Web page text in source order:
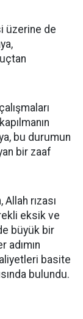
üzerine de
bu durumun
bir zaaf
rızası
eksik ve
büyük bir
adımın
basite
bulundu.